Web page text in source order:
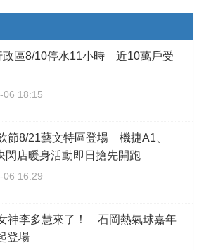
政區8/10停水11小時 近10萬戶受
06 18:15
節8/21藝文特區登場 機捷A1、
閃店暖身活動即日搶先開跑
06 16:29
神李多慧來了！ 石岡熱氣球嘉年
登場